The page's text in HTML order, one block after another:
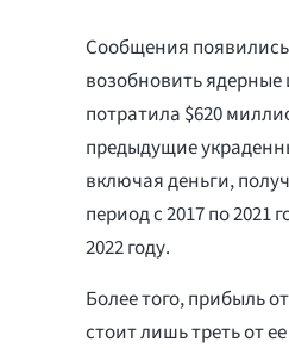
Сообщения
возобновить ядерные
потратила $620
предыдущие
включая деньги,
период с 2017 по 2021
2022 году.
Более того, прибыль
стоит лишь треть от